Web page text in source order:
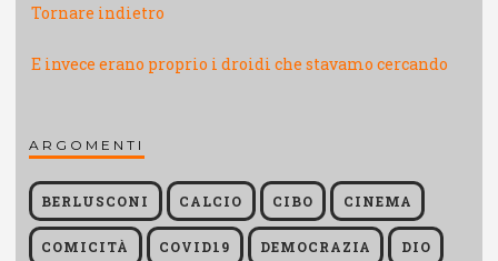
Tornare indietro
E invece erano proprio i droidi che stavamo cercando
ARGOMENTI
BERLUSCONI CALCIO CIBO CINEMA
COMICITÀ COVID19 DEMOCRAZIA DIO